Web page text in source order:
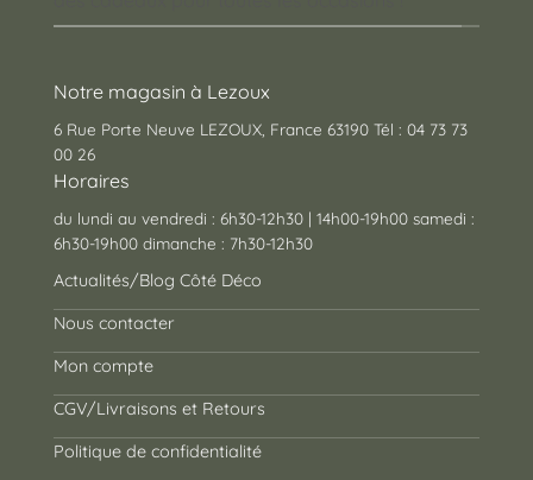
Notre magasin à Lezoux
6 Rue Porte Neuve LEZOUX, France 63190 Tél : 04 73 73
00 26
Horaires
du lundi au vendredi : 6h30-12h30 | 14h00-19h00 samedi :
6h30-19h00 dimanche : 7h30-12h30
Actualités/Blog Côté Déco
Nous contacter
Mon compte
CGV/Livraisons et Retours
Politique de confidentialité